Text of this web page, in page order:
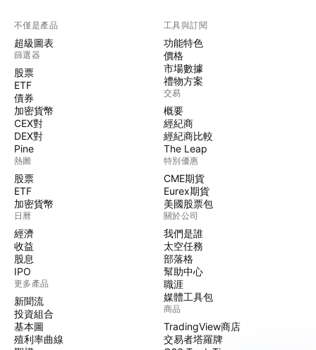
不僅是產品
超級圖表
篩選器
股票
ETF
債券
加密貨幣
CEX對
DEX對
Pine
熱圖
股票
ETF
加密貨幣
日曆
經濟
收益
股息
IPO
更多產品
新聞流
投資組合
基本圖
殖利率曲線
工具與訂閱
功能特色
價格
市場數據
禮物方案
交易
概要
經紀商
經紀商比較
The Leap
特別優惠
CME期貨
Eurex期貨
美國股票包
關於公司
我們是誰
太空任務
部落格
幫助中心
職涯
媒體工具包
商品
TradingView商店
交易者塔羅牌